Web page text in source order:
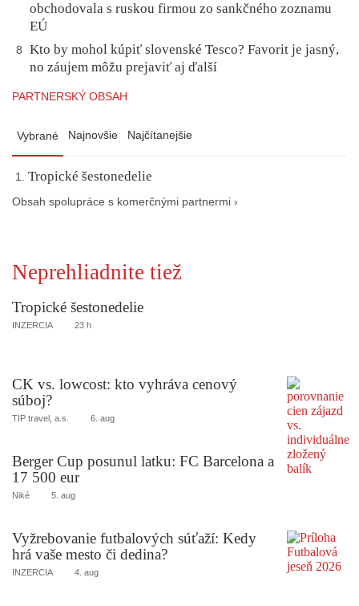
obchodovala s ruskou firmou zo sankčného zoznamu
EÚ
8
Kto by mohol kúpiť slovenské Tesco? Favorit je jasný,
no záujem môžu prejaviť aj ďalší
PARTNERSKÝ OBSAH
Vybrané Najnovšie Najčítanejšie
Tropické šestonedelie
Obsah spolupráce s komerčnými partnermi ›
Neprehliadnite tiež
Tropické šestonedelie
INZERCIA 23 h
CK vs. lowcost: kto vyhráva cenový
súboj?
TIP travel, a.s. 6. aug
Berger Cup posunul latku: FC Barcelona a
17 500 eur
Niké 5. aug
Vyžrebovanie futbalových súťaží: Kedy
hrá vaše mesto či dedina?
INZERCIA 4. aug